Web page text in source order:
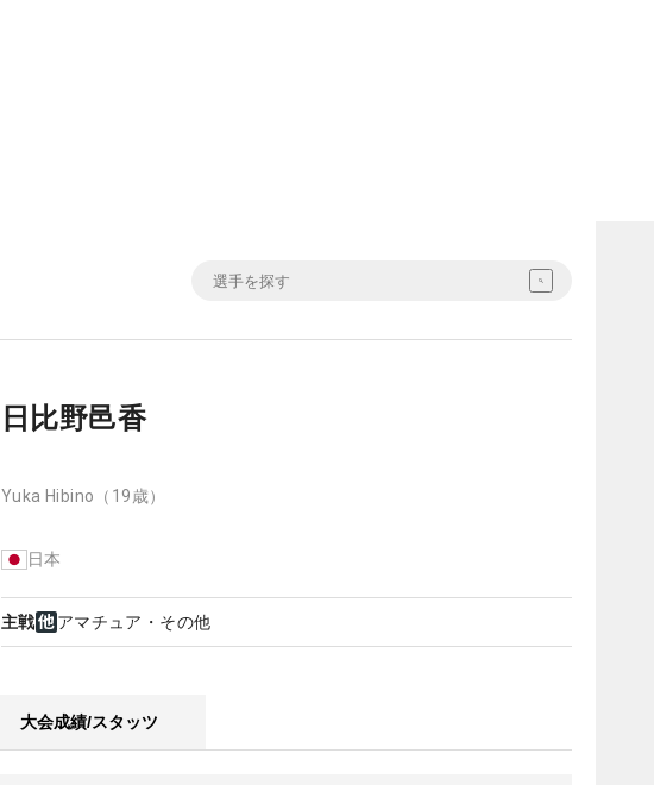
日比野邑香
Yuka Hibino （19歳）
日本
主戦 アマチュア・その他
大会成績/スタッツ